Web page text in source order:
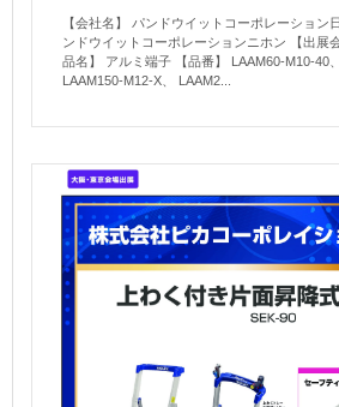
【会社名】 パンドウイットコーポレーション
ンドウイットコーポレーションニホン 【出展
品名】 アルミ端子 【品番】 LAAM60-M10-40
LAAM150-M12-X、 LAAM2...